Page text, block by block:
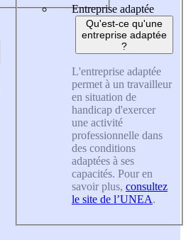
Entreprise adaptée
Qu'est-ce qu'une
entreprise adaptée
?
L'entreprise adaptée
permet à un travailleur
en situation de
handicap d'exercer
une activité
professionnelle dans
des conditions
adaptées à ses
capacités. Pour en
savoir plus, consultez
le site de l’UNEA.